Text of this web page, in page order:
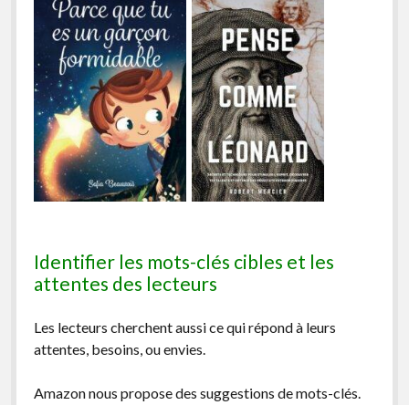
Identifier les mots-clés cibles et les
attentes des lecteurs
Les lecteurs cherchent aussi ce qui répond à leurs
attentes, besoins, ou envies.
Amazon nous propose des suggestions de mots-clés.